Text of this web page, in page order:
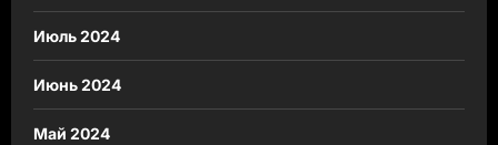
Июль 2024
Июнь 2024
Май 2024